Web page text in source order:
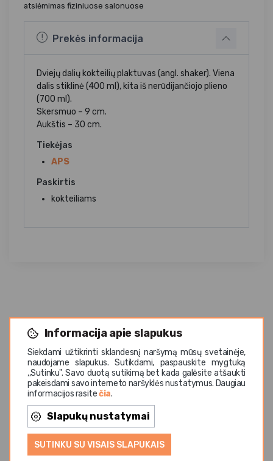
Informacija apie slapukus
Siekdami užtikrinti sklandesnį naršymą mūsų svetainėje,
naudojame slapukus. Sutikdami, paspauskite mygtuką
,,Sutinku". Savo duotą sutikimą bet kada galėsite atšaukti
pakeisdami savo interneto naršyklės nustatymus. Daugiau
informacijos rasitečia.
Slapukų nustatymai
SUTINKU SU VISAIS SLAPUKAIS
atsiėmimas fiziniuose salonuose
Prekės informacija
Dviejų dalių kokteilių plaktuvas (angl. shaker). Viena
dalis stiklinė (400 ml), kita iš nerūdijančiojo plieno
(700 ml).
Skersmuo – 9 cm.
Aukštis – 30 cm.
Tiekėjas
APS
Paskirtis
kokteiliams
Panašios prekės